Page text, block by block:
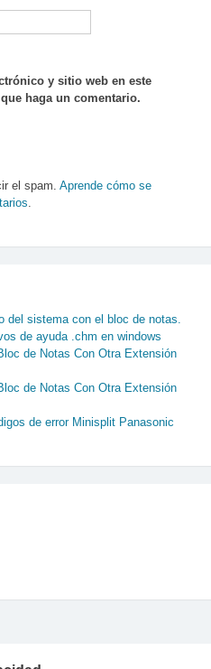
y sitio web en este
haga un comentario.
el spam. Aprende cómo se
.
del sistema con el bloc de notas.
de ayuda .chm en windows
de Notas Con Otra Extensión
de Notas Con Otra Extensión
de error Minisplit Panasonic